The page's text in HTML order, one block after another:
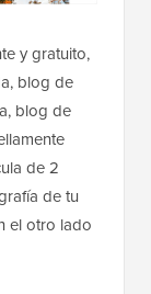
y gratuito,
blog de
blog de
de 2
de tu
el otro lado